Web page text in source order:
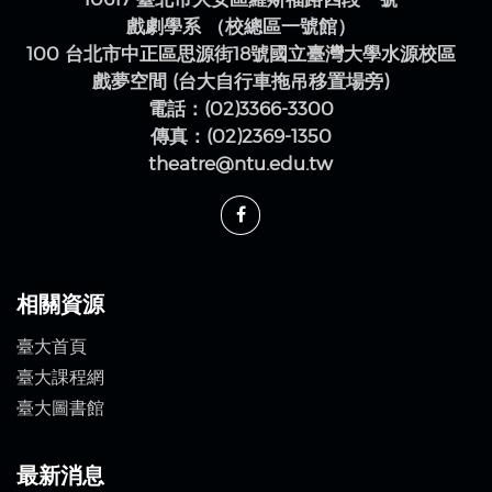
戲劇學系 （校總區一號館）
100 台北市中正區思源街18號國立臺灣大學水源校區
戲夢空間 (台大自行車拖吊移置場旁)
電話：(02)3366-3300
傳真：(02)2369-1350
theatre@ntu.edu.tw
相關資源
臺大首頁
臺大課程網
臺大圖書館
最新消息